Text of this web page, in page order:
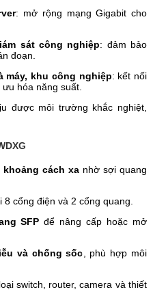
: mở rộng mạng Gigabit cho
sát công nghiệp: đảm bảo
đoạn.
máy, khu công nghiệp: kết nối
hóa năng suất.
được môi trường khắc nghiệt,
cách xa nhờ sợi quang
8 cổng điện và 2 cổng quang.
SFP để nâng cấp hoặc mở
và chống sốc, phù hợp môi
switch, router, camera và thiết